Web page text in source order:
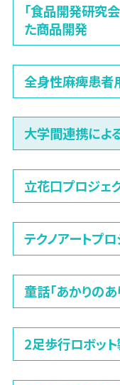
「食品開発研究
た商品開発
全身性麻痺患者
大学間連携によ
立花口プロジェ
テクノアートプ
童話「あかりの
2足歩行ロボッ